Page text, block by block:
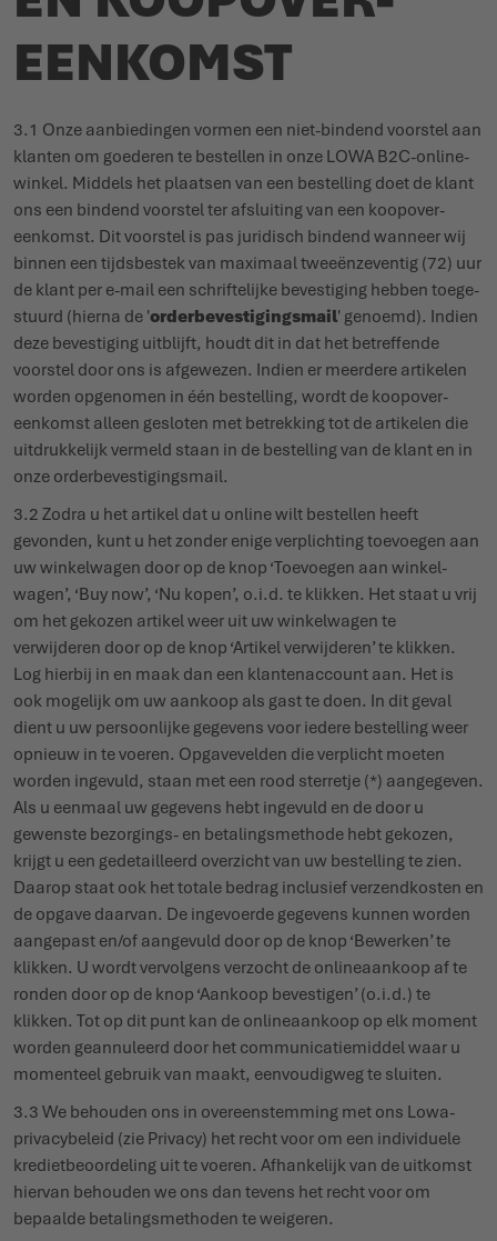
EENKOMST
3.1 Onze aanbie­dingen vormen een niet-bindend voorstel aan
klanten om goederen te bestellen in onze LOWA B2C-onli­ne­
winkel. Middels het plaatsen van een bestelling doet de klant
ons een bindend voorstel ter afsluiting van een koop­over­
eenkomst. Dit voorstel is pas juridisch bindend wanneer wij
binnen een tijds­bestek van maximaal twee­ën­ze­ventig (72) uur
de klant per e-mail een schrif­telijke beves­tiging hebben toege­
stuurd (hierna de 'order­be­ves­ti­gingsmail' genoemd). Indien
deze beves­tiging uitblijft, houdt dit in dat het betreffende
voorstel door ons is afgewezen. Indien er meerdere artikelen
worden opgenomen in één bestelling, wordt de koop­over­
eenkomst alleen gesloten met betrekking tot de artikelen die
uitdruk­kelijk vermeld staan in de bestelling van de klant en in
onze order­be­ves­ti­gingsmail.
3.2 Zodra u het artikel dat u online wilt bestellen heeft
gevonden, kunt u het zonder enige verplichting toevoegen aan
uw winkelwagen door op de knop ‘Toe­voegen aan winkel­
wagen’, ‘Buy now’, ‘Nu kopen’, o.i.d. te klikken. Het staat u vrij
om het gekozen artikel weer uit uw winkelwagen te
verwijderen door op de knop ‘Artikel verwij­deren’ te klikken.
Log hierbij in en maak dan een klan­te­naccount aan. Het is
ook mogelijk om uw aankoop als gast te doen. In dit geval
dient u uw persoonlijke gegevens voor iedere bestelling weer
opnieuw in te voeren. Opga­ve­velden die verplicht moeten
worden ingevuld, staan met een rood sterretje (*) aangegeven.
Als u eenmaal uw gegevens hebt ingevuld en de door u
gewenste bezorgings- en beta­lings­methode hebt gekozen,
krijgt u een gede­tailleerd overzicht van uw bestelling te zien.
Daarop staat ook het totale bedrag inclusief verzend­kosten en
de opgave daarvan. De inge­voerde gegevens kunnen worden
aangepast en/of aangevuld door op de knop ‘Bewerken’ te
klikken. U wordt vervolgens verzocht de onli­ne­aankoop af te
ronden door op de knop ‘Aankoop beves­tigen’ (o.i.d.) te
klikken. Tot op dit punt kan de onli­ne­aankoop op elk moment
worden gean­nuleerd door het commu­ni­ca­tie­middel waar u
momenteel gebruik van maakt, eenvou­digweg te sluiten.
3.3 We behouden ons in over­een­stemming met ons Lowa-
priva­cy­beleid (zie Privacy) het recht voor om een indi­viduele
krediet­be­oor­deling uit te voeren. Afhan­kelijk van de uitkomst
hiervan behouden we ons dan tevens het recht voor om
bepaalde beta­lings­me­thoden te weigeren.